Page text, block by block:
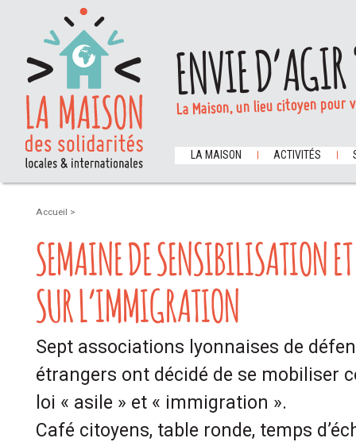
ENVIE
La Maison, un lieu citoyen
LA MAISON ACTIVITÉS
Accueil >
SEMAINE DE SENSIBILISATION
SUR L’IMMIGRATION
Sept associations lyonnaises de
étrangers ont décidé de se mobiliser
loi « asile » et « immigration ».
Café citoyens, table ronde, temps